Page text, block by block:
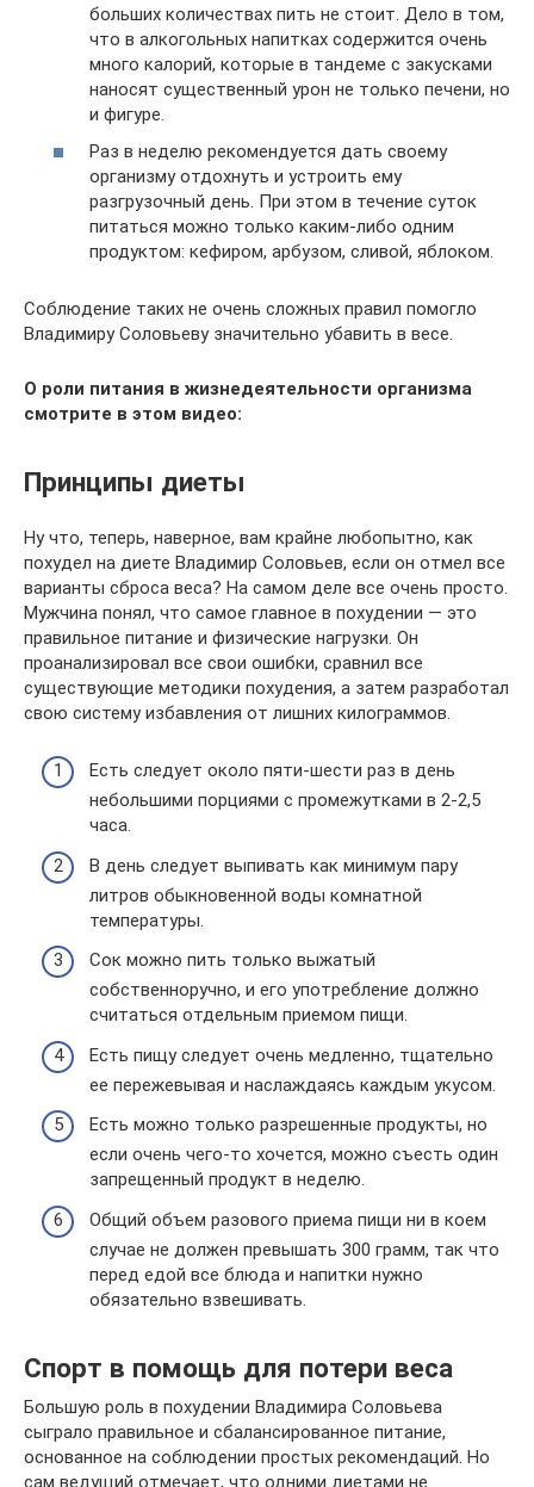
больших количествах пить не стоит. Дело в том,
что в алкогольных напитках содержится очень
много калорий, которые в тандеме с закусками
наносят существенный урон не только печени, но
и фигуре.
Раз в неделю рекомендуется дать своему
организму отдохнуть и устроить ему
разгрузочный день. При этом в течение суток
питаться можно только каким-либо одним
продуктом: кефиром, арбузом, сливой, яблоком.
Соблюдение таких не очень сложных правил помогло
Владимиру Соловьеву значительно убавить в весе.
О роли питания в жизнедеятельности организма
смотрите в этом видео:
Принципы диеты
Ну что, теперь, наверное, вам крайне любопытно, как
похудел на диете Владимир Соловьев, если он отмел все
варианты сброса веса? На самом деле все очень просто.
Мужчина понял, что самое главное в похудении — это
правильное питание и физические нагрузки. Он
проанализировал все свои ошибки, сравнил все
существующие методики похудения, а затем разработал
свою систему избавления от лишних килограммов.
Есть следует около пяти-шести раз в день
небольшими порциями с промежутками в 2-2,5
часа.
В день следует выпивать как минимум пару
литров обыкновенной воды комнатной
температуры.
Сок можно пить только выжатый
собственноручно, и его употребление должно
считаться отдельным приемом пищи.
Есть пищу следует очень медленно, тщательно
ее пережевывая и наслаждаясь каждым укусом.
Есть можно только разрешенные продукты, но
если очень чего-то хочется, можно съесть один
запрещенный продукт в неделю.
Общий объем разового приема пищи ни в коем
случае не должен превышать 300 грамм, так что
перед едой все блюда и напитки нужно
обязательно взвешивать.
Спорт в помощь для потери веса
Большую роль в похудении Владимира Соловьева
сыграло правильное и сбалансированное питание,
основанное на соблюдении простых рекомендаций. Но
сам ведущий отмечает, что одними диетами не